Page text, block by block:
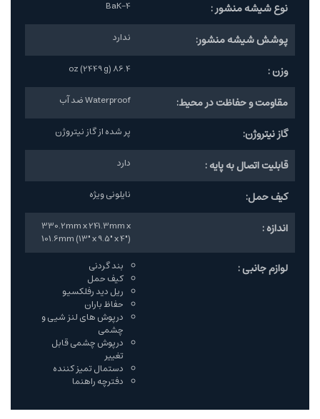
نوع شیشه منشور : BaK-4
پوشش شیشه منشور: ندارد
وزن : 86.4 oz (2449 g)
مقاومت و حفاظت در محیط: Waterproof ضد آب
گاز نیتروژن: پر شده از گاز نیتروژن
قابلیت اتصال به پایه : دارد
کیف حمل: نایلونی ویژه
اندازه :
330.2mm x 241.3mm x
101.6mm (13" x 9.5" x 4")
لوازم جانبی :
بند گردنی
کیف حمل
ریل دید رفلکسیو
حفاظ باران
درپوش های لنز شیی و
چشمی
درپوش چشمی قابل
تغییر
دستمال تمیز کننده
دفترچه راهنما